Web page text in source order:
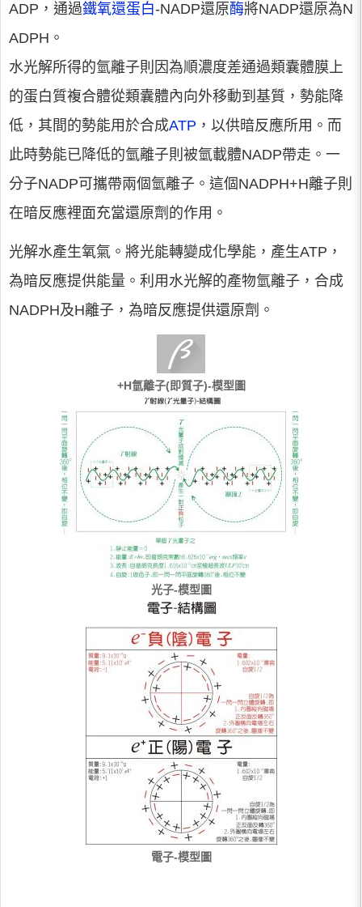
ADP，通過鐵氧還蛋白-NADP還原酶將NADP還原為N
ADPH。
水光解所得的氫離子則因為順濃度差通過類囊體膜上
的蛋白質複合體從類囊體內向外移動到基質，勢能降
低，其間的勢能用於合成ATP ，以供暗反應所用。而
此時勢能已降低的氫離子則被氫載體NADP帶走。一
分子NADP可攜帶兩個氫離子。這個NADPH+H離子則
在暗反應裡面充當還原劑的作用。
光解水產生氧氣。將光能轉變成化學能，產生ATP，
為暗反應提供能量。利用水光解的產物氫離子，合成
NADPH及H離子，為暗反應提供還原劑。
+H氫離子(即質子)-模型圖
光子-模型圖
電子-模型圖